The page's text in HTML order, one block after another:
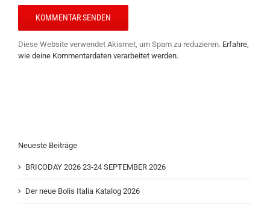
Diese Website verwendet Akismet, um Spam zu reduzieren. Erfahre,
wie deine Kommentardaten verarbeitet werden.
Neueste Beiträge
BRICODAY 2026 23-24 SEPTEMBER 2026
Der neue Bolis Italia Katalog 2026